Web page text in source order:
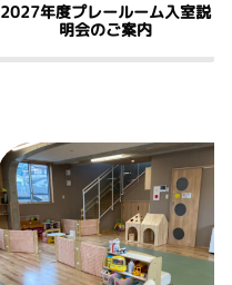
2027年度プレールーム入室説
明会のご案内